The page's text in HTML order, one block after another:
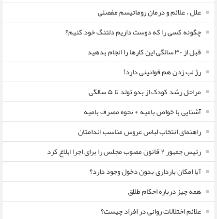
علل ، علائم و درمان روماتیسم مفصلی
چگونه کسی را که دوست داریم دلتنگ خود کنیم؟
قبل از ۳۰ سالگی این کارها را انجام بدهید
رژ لب زدن هم قوانینی دارد!
مراحل رشد کودک از بدو تولد تا ۵ سالگی
آشنایی با خواص بامیه + نحوه مصرف بامیه
راهنمای انتخاب لباس عروس مناسب اندامتان
رئیس جمهور ۲ قانون مصوب مجلس را برای اجرا ابلاغ کرد
آیا امکان بارداری بدون دخول وجود دارد؟
همه چیز درباره احکام طلاق
علائم اختلالات روانی در افراد چیست؟